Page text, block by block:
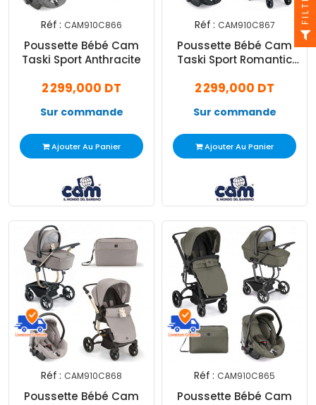
Réf : CAM910C866
Poussette Bébé Cam
Taski Sport Anthracite
2 299,000 DT
Sur commande
Ajouter Au Panier
Réf : CAM910C867
Poussette Bébé Cam
Taski Sport Romantic
2 299,000 DT
Sur commande
Ajouter Au Panier
Réf : CAM910C868
Poussette Bébé Cam
Réf : CAM910C865
Poussette Bébé Cam